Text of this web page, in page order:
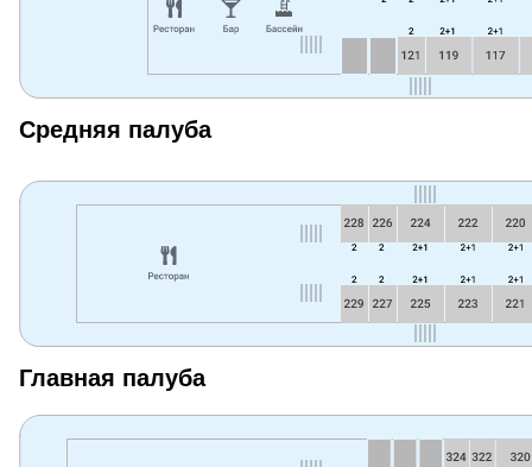
Средняя палуба
Главная палуба